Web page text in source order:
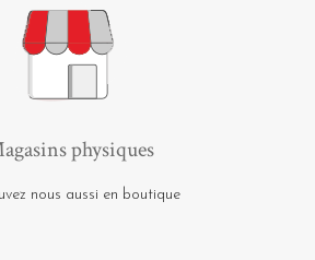
physiques
nous aussi en boutique